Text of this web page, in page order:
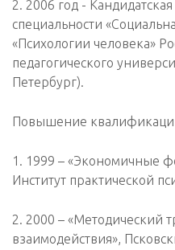
2. 2006 год -
специальности
«Психологии человека»
педагогического
Петербург).
Повышение
1. 1999 – «Экономичные
Институт практической
2. 2000 – «Методический
взаимодействия»,